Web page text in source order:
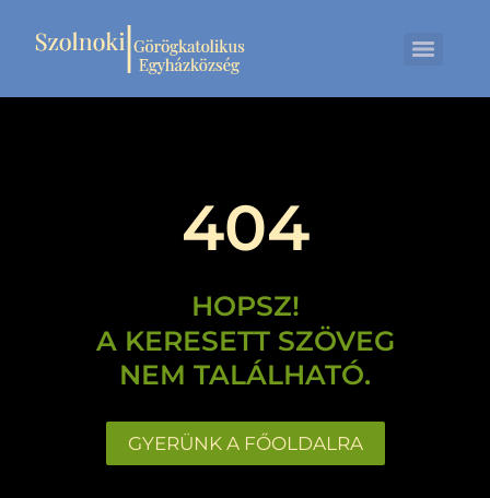
404
HOPSZ!
A KERESETT SZÖVEG
NEM TALÁLHATÓ.
GYERÜNK A FŐOLDALRA